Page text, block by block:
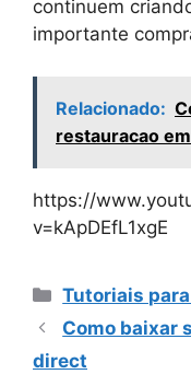
continuem
importante
Relacionado:
restauracao
https://
v=kApDEfL1xgE
Categorias
Tutoriais
Como baixar
direct